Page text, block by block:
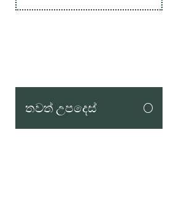
තවත් උපදෙස්